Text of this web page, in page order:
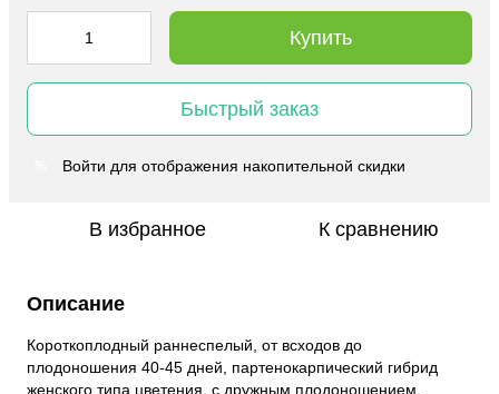
Купить
Быстрый заказ
Войти для отображения накопительной скидки
В избранное К сравнению
Описание
Короткоплодный раннеспелый, от всходов до
плодоношения 40-45 дней, партенокарпический гибрид
женского типа цветения, с дружным плодоношением.